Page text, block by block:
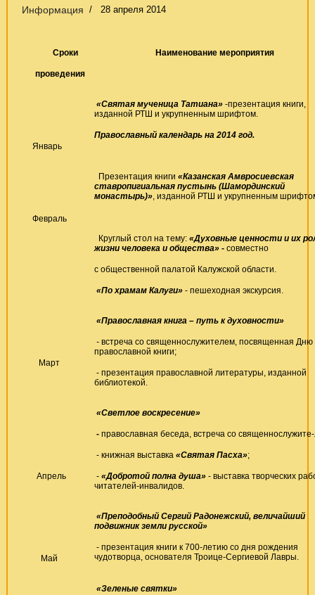
Информация 28 апреля 2014
Сроки
проведения
Наименование мероприятия
Январь
«Святая мученица Татиана» -презентация книги,
изданной РТШ и укрупненным шрифтом.
Православный календарь на 2014 год.
Февраль
Презентация книги «Казанская Амвросиевская
ставропигиальная пустынь (Шамординский
монастырь)», изданной РТШ и укрупненным
Круглый стол на тему: «Духовные ценности и их
жизни человека и общества» - совместно
с общественной палатой Калужской области.
«По храмам Калуги» - пешеходная экскурсия.
Март
«Православная книга – путь к духовности»
- встреча со священнослужителем, посвященная Дню
православной книги;
- презентация православной литературы, изданной
библиотекой.
Апрель
«Светлое воскресение»
- православная беседа, встреча со
- книжная выставка «Святая Пасха»;
- «Добротой полна душа» - выставка творческих
читателей-инвалидов.
Май
«Преподобный Сергий Радонежский, величайший
подвижник земли русской»
- презентация книги к 700-летию со дня рождения
чудотворца, основателя Троице-Сергиевой Лавры.
«Зеленые святки»